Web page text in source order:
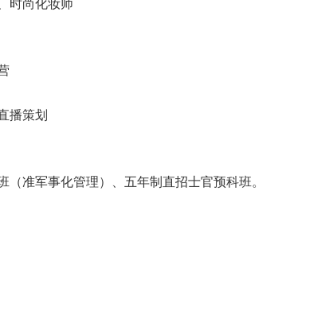
时尚化妆师
播策划
（准军事化管理）、五年制直招士官预科班。